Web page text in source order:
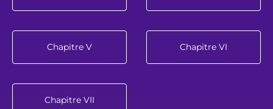
Chapitre V Chapitre VI
Chapitre VII